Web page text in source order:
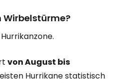
Wirbelstürme?
von August bis
Hurrikane statistisch